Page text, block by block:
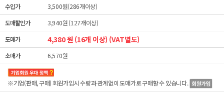
수입가
3,500원(286개이상)
도매할인가
3,940원 (127개이상)
도매가
4,380 원 (16개 이상) (VAT별도)
소매가 6,570원
※기업(판매, 구매) 회원가입시 수량과 관계없이도매가로 구매할 수 있습니다.